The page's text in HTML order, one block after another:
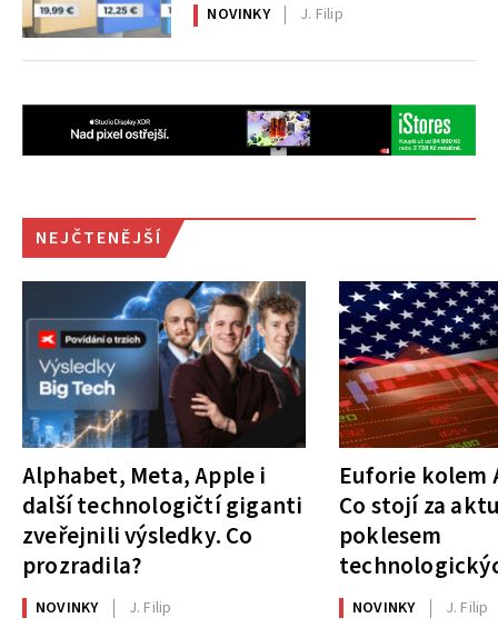
NOVINKY J. Filip
NEJČTENĚJŠÍ
Alphabet, Meta, Apple i
další technologičtí giganti
zveřejnili výsledky. Co
prozradila?
NOVINKY J. Filip
Euforie kolem
Co stojí za
poklesem
NOVINKY J. Filip